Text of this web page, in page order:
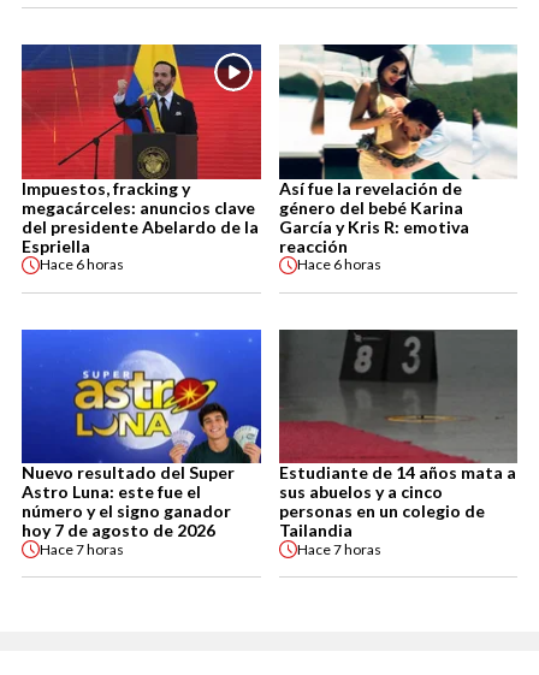
Impuestos, fracking y
megacárceles: anuncios clave
del presidente Abelardo de la
Espriella
Hace 6 horas
Así fue la revelación de
género del bebé Karina
García y Kris R: emotiva
reacción
Hace 6 horas
Nuevo resultado del Super
Astro Luna: este fue el
número y el signo ganador
hoy 7 de agosto de 2026
Hace7 horas
Estudiante de 14 años mata a
sus abuelos y a cinco
personas en un colegio de
Tailandia
Hace7 horas